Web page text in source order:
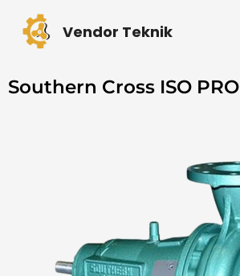
content
Vendor Teknik
Southern Cross ISO PRO